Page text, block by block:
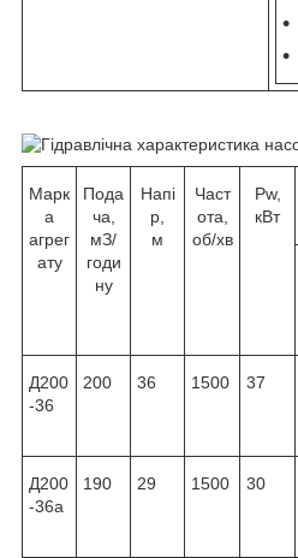
Марк
а
агрег
ату
Пода
ча,
мЗ/
годи
ну
Напі
р,
м
Част
ота,
об/хв
Pw,
кВт
Д200
-36
200 36 1500 37
Д200
-36а
190 29 1500 30